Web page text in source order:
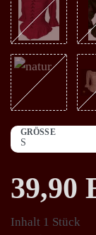
GRÖSSE
39,90
Inhalt 1 Stück